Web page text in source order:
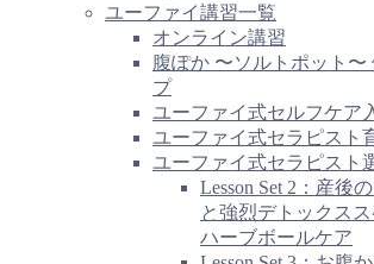
ユーファイ講習一覧
オンライン講習
腹ぽか 〜ソルトポット〜
プ
ユーファイ式セルフケア
ユーファイ式セラピスト
ユーファイ式セラピスト
Lesson Set 2：産後
と強烈デトックス
ハーブボールケア